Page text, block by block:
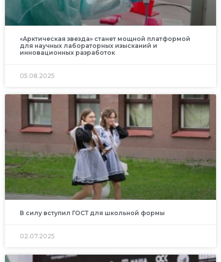
«Арктическая звезда» станет мощной платформой
для научных лабораторных изысканий и
инновационных разработок
05.08.2025
В силу вступил ГОСТ для школьной формы
02.07.2025